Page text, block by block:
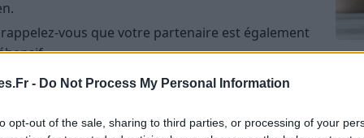
- Do Not Process My Personal Information
opt-out of the sale, sharing to third parties, or processing of your
vous que votre partenaire est également
choses qui vous aident à vous détendre et à
l’exercice, la méditation, le yoga ou le temps
Tri